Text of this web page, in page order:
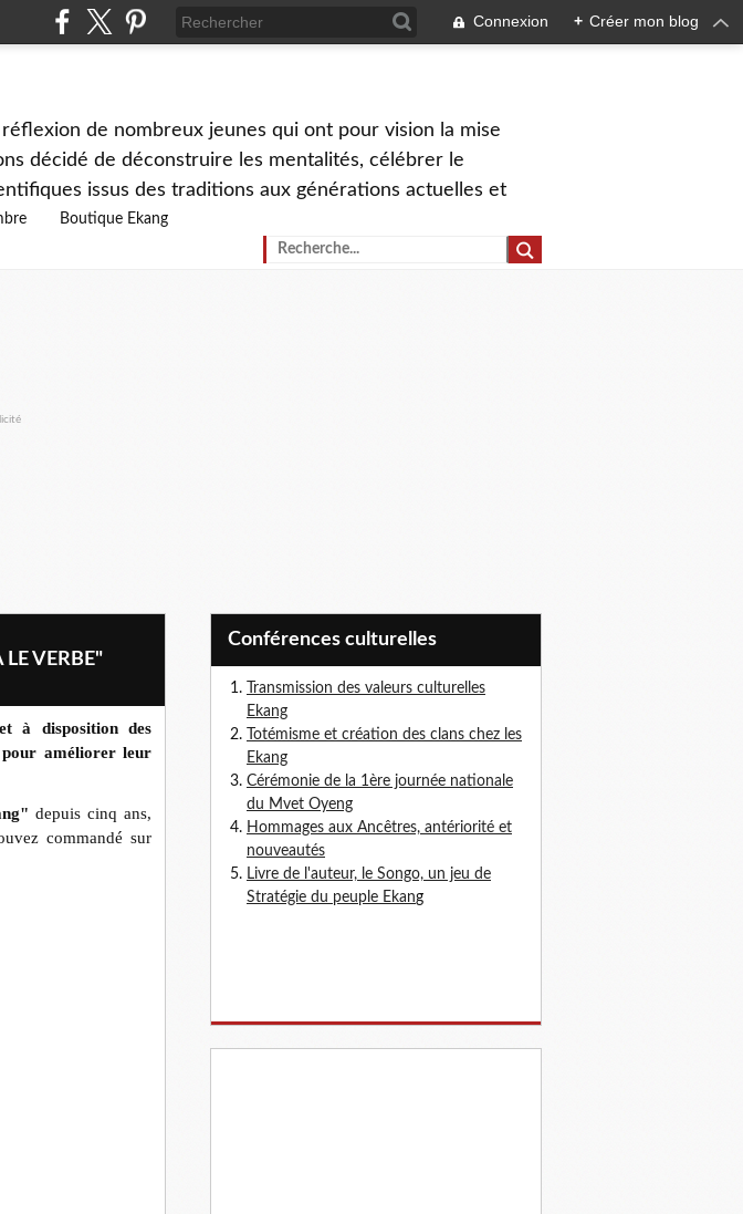
Connexion + Créer mon blog
réflexion de nombreux jeunes qui ont pour vision la mise
décidé de déconstruire les mentalités, célébrer le
issus des traditions aux générations actuelles et
Boutique Ekang
VERBE"
à disposition des
pour améliorer leur
depuis cinq ans,
commandé sur
Conférences culturelles
Transmission des valeurs culturelles
Ekang
Totémisme et création des clans chez les
Ekang
Cérémonie de la 1ère journée nationale
du Mvet Oyeng
Hommages aux Ancêtres, antériorité et
nouveautés
Livre de l'auteur, le Songo, un jeu de
Stratégie du peuple Ekang